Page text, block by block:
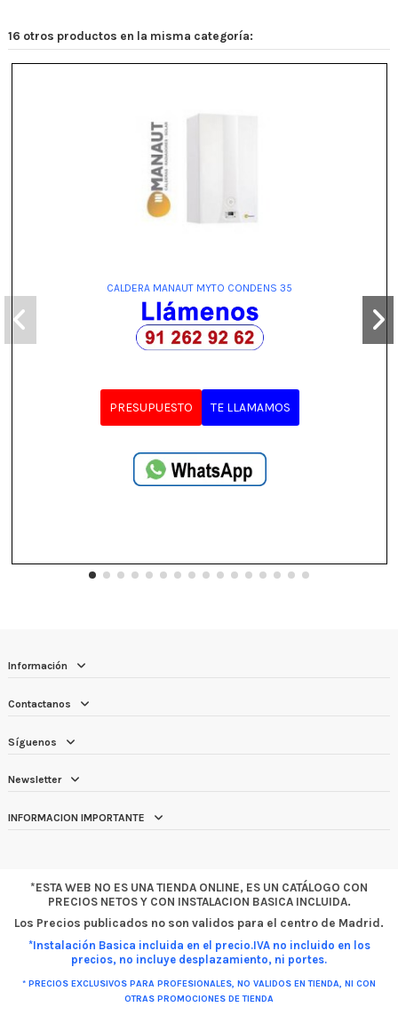
16 otros productos en la misma categoría:
CALDERA MANAUT MYTO CONDENS 35
PRESUPUESTO TE LLAMAMOS
Información
Contactanos
Síguenos
Newsletter
INFORMACION IMPORTANTE
*ESTA WEB NO ES UNA TIENDA ONLINE, ES UN CATÁLOGO CON
PRECIOS NETOS Y CON INSTALACION BASICA INCLUIDA.
Los Precios publicados no son validos para el centro de Madrid.
*Instalación Basica incluida en el precio.IVA no incluido en los
precios, no incluye desplazamiento, ni portes.
* PRECIOS EXCLUSIVOS PARA PROFESIONALES, NO VALIDOS EN TIENDA, NI CON
OTRAS PROMOCIONES DE TIENDA